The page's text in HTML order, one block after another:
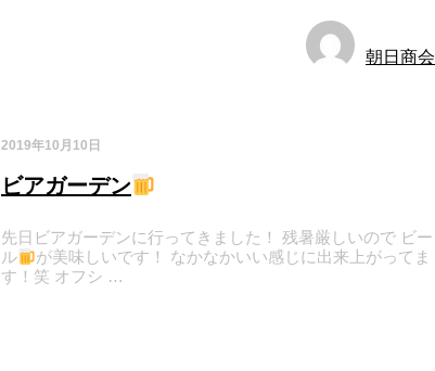
朝日商会
2019年10月10日
ビアガーデン
先日ビアガーデンに行ってきました！ 残暑厳しいので ビー
ル
が美味しいです！ なかなかいい感じに出来上がってま
す！笑 オフシ …